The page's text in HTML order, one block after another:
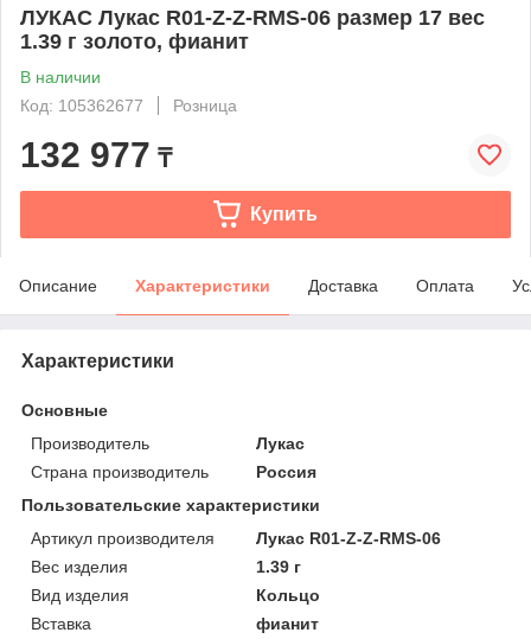
ЛУКАС Лукас R01-Z-Z-RMS-06 размер 17 вес
1.39 г золото, фианит
В наличии
Код: 105362677
Розница
132 977 ₸
Купить
Описание Характеристики Доставка Оплата
Характеристики
Основные
Производитель
Лукас
Страна производитель
Россия
Пользовательские характеристики
Артикул производителя
Лукас R01-Z-Z-RMS-06
Вес изделия
1.39 г
Вид изделия
Кольцо
Вставка
фианит